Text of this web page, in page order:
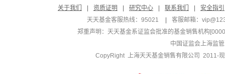
关于我们
资质证明 研究中心 联系我们
安全指引
天天基金客服热线：95021
客服邮箱：
郑重声明： 天天基金系证监会批准的基金销售机构
中国证监会上海监
CopyRight 上海天天基金销售有限公司 2011-